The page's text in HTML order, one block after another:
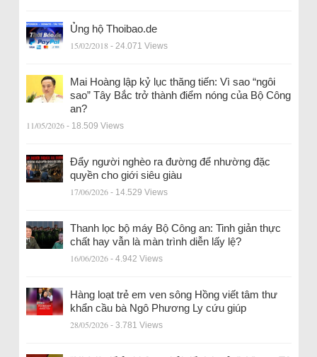
Ủng hộ Thoibao.de
15/02/2018 - 24.071 Views
Mai Hoàng lập kỷ lục thăng tiến: Vì sao “ngôi
sao” Tây Bắc trở thành điểm nóng của Bộ Công
an?
11/05/2026 - 18.509 Views
Đẩy người nghèo ra đường để nhường đặc
quyền cho giới siêu giàu
17/06/2026 - 14.529 Views
Thanh lọc bộ máy Bộ Công an: Tinh giản thực
chất hay vẫn là màn trình diễn lấy lệ?
16/06/2026 - 4.942 Views
Hàng loạt trẻ em ven sông Hồng viết tâm thư
khẩn cầu bà Ngô Phương Ly cứu giúp
28/05/2026 - 3.781 Views